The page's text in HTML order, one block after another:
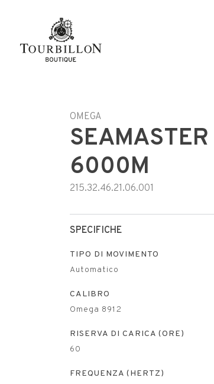
OMEGA
6000M
215.32.46.21.06.001
SPECIFICHE
TIPO DI MOVIMENTO
Automatico
CALIBRO
Omega 8912
RISERVA DI CARICA (ORE)
60
FREQUENZA (HERTZ)